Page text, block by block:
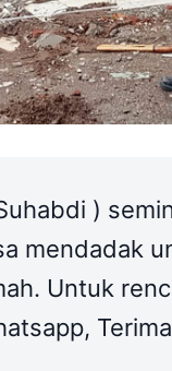
)
mendadak
Untuk